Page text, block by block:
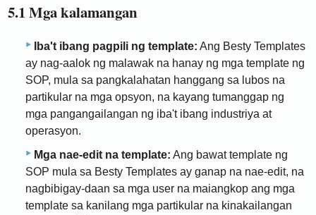
5.1 Mga kalamangan
Iba't ibang pagpili ng template: Ang Besty Templates
ay nag-aalok ng malawak na hanay ng mga template ng
SOP, mula sa pangkalahatan hanggang sa lubos na
partikular na mga opsyon, na kayang tumanggap ng
mga pangangailangan ng iba't ibang industriya at
operasyon.
Mga nae-edit na template: Ang bawat template ng
SOP mula sa Besty Templates ay ganap na nae-edit, na
nagbibigay-daan sa mga user na maiangkop ang mga
template sa kanilang mga partikular na kinakailangan